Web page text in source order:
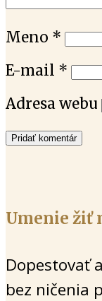
Meno *
E-mail *
Adresa webu
Umenie žiť
Dopestovať
bez ničenia